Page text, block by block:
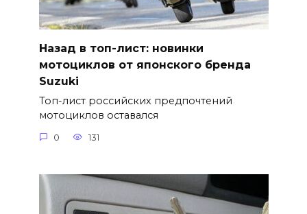
Назад в топ-лист: новинки
мотоциклов от японского бренда
Suzuki
Топ-лист российских предпочтений
мотоциклов оставался
0 131